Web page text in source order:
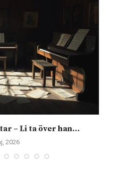
– Li ta över han...
2026